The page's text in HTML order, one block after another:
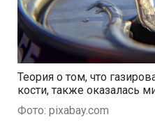
Теория о том, что
кости, также оказалась
Фото: pixabay.com